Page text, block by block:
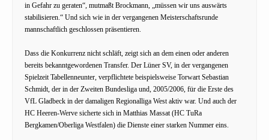
in Gefahr zu geraten“, mutmaßt Brockmann, „müssen wir uns auswärts
stabilisieren.“ Und sich wie in der vergangenen Meisterschaftsrunde
mannschaftlich geschlossen präsentieren.
Dass die Konkurrenz nicht schläft, zeigt sich an dem einen oder anderen
bereits bekanntgewordenen Transfer. Der Lüner SV, in der vergangenen
Spielzeit Tabellenneunter, verpflichtete beispielsweise Torwart Sebastian
Schmidt, der in der Zweiten Bundesliga und, 2005/2006, für die Erste des
VfL Gladbeck in der damaligen Regionalliga West aktiv war. Und auch der
HC Heeren-Werve sicherte sich in Matthias Massat (HC TuRa
Bergkamen/Oberliga Westfalen) die Dienste einer starken Nummer eins.